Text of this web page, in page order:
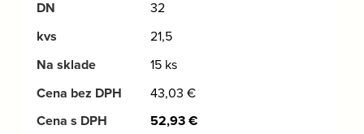
32
21,5
15 ks
43,03 €
52,93€